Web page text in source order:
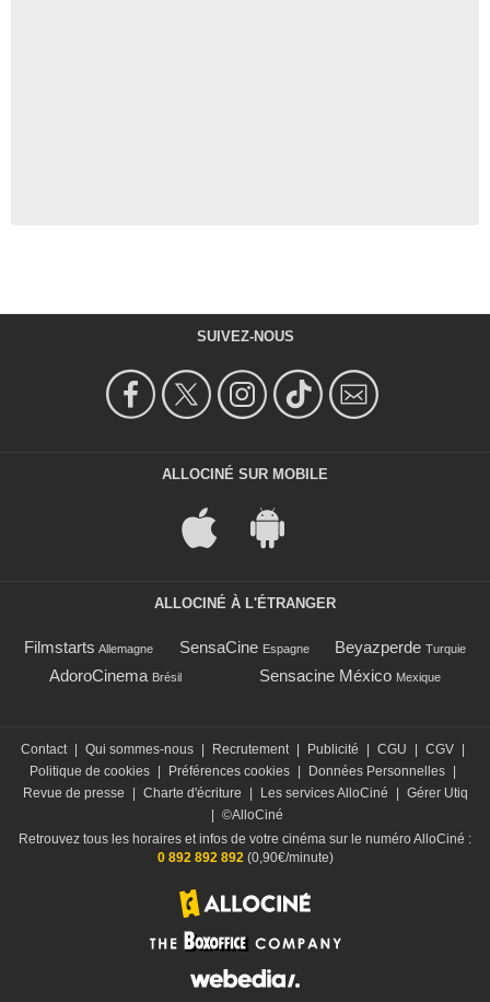
SUIVEZ-NOUS
ALLOCINÉ SUR MOBILE
ALLOCINÉ À L'ÉTRANGER
Filmstarts Allemagne SensaCine Espagne Beyazperde Turquie
AdoroCinema Brésil Sensacine México Mexique
Contact Qui sommes-nous Recrutement Publicité CGU CGV
Politique de cookies
Préférences cookies Données Personnelles
Revue de presse
Charte d'écriture Les services AlloCiné
Gérer Utiq
©AlloCiné
Retrouvez tous les horaires et infos de votre cinéma sur le numéro AlloCiné :
0 892 892 892(0,90€/minute)